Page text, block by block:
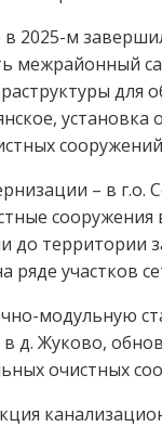
2025-м
межрайонный
для
– в г.о.
до территории
ряде участков
модульную
д. Жуково,
очистных